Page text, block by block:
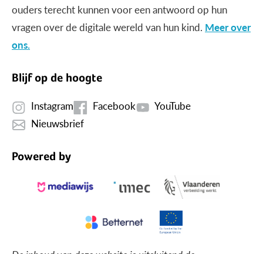
ouders terecht kunnen voor een antwoord op hun
vragen over de digitale wereld van hun kind. Meer over
ons.
Blijf op de hoogte
Instagram Facebook
YouTube
Nieuwsbrief
Powered by